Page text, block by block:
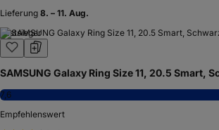
Lieferung 8. – 11. Aug.
Testsieger
SAMSUNG Galaxy Ring Size 11, 20.5 Smart,
7,6
Empfehlenswert